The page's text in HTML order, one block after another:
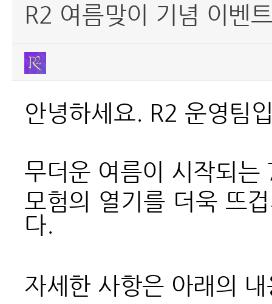
R2 여름맞이 기념 이벤
안녕하세요. R2 운영팀
무더운 여름이 시작되는
모험의 열기를 더욱 뜨
다.
자세한 사항은 아래의